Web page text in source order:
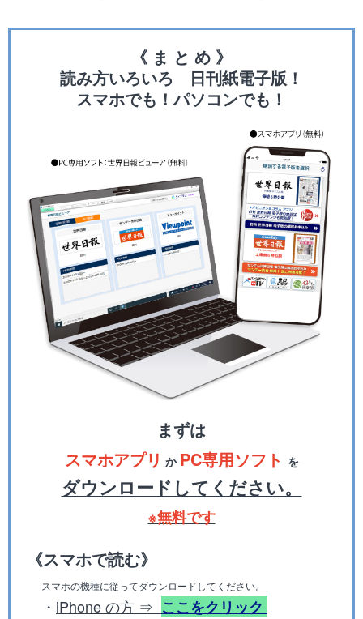
《 ま と め 》
読み方いろいろ 日刊紙電子版！
スマホでも！パソコンでも！
まずは
スマホアプリ か PC専用ソフト を
ダウンロードしてください。
※無料です
《スマホで読む》
スマホの機種に従ってダウンロードしてください。
・ iPhoneの方 ⇒ ここをクリック